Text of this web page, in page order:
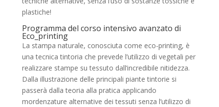
plastiche!
Programma del corso intensivo avanzato di
Eco_printing
La stampa naturale, conosciuta come eco-printing, è
una tecnica tintoria che prevede l’utilizzo di vegetali per
realizzare stampe su tessuto dall’incredibile nitidezza.
Dalla illustrazione delle principali piante tintorie si
passerà dalla teoria alla pratica applicando
mordenzature alternative dei tessuti senza l’utilizzo di